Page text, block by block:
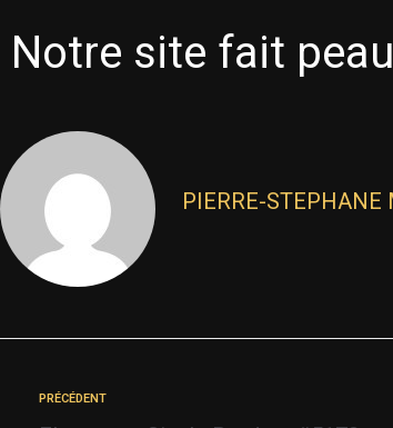
Notre site fait
PIERRE-STEPHANE
PRÉCÉDENT